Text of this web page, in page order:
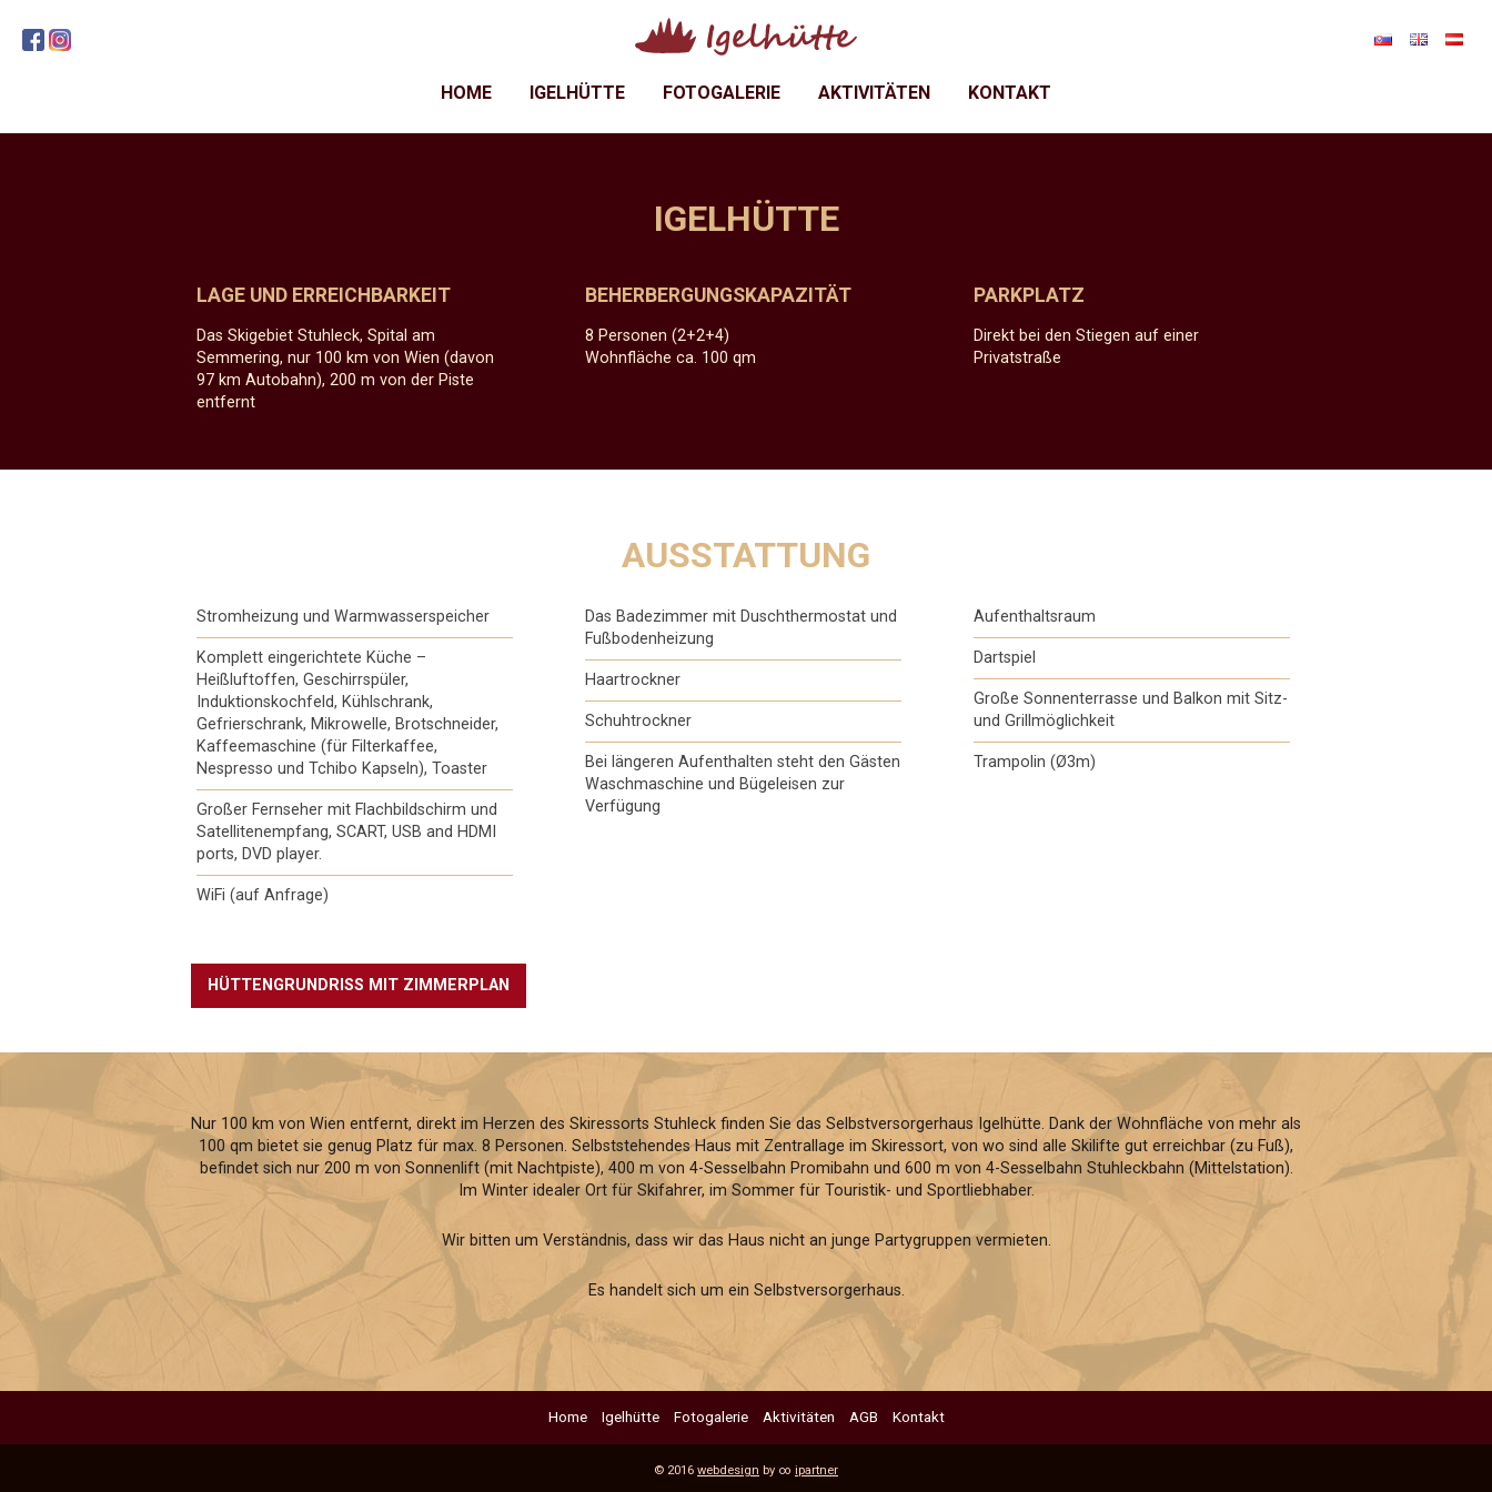
HOME IGELHÜTTE FOTOGALERIE AKTIVITÄTEN KONTAKT
IGELHÜTTE
LAGE UND ERREICHBARKEIT
Das Skigebiet Stuhleck, Spital am
Semmering, nur 100 km von Wien (davon
97 km Autobahn), 200 m von der Piste
entfernt
BEHERBERGUNGSKAPAZITÄT
8 Personen (2+2+4)
Wohnfläche ca. 100 qm
PARKPLATZ
Direkt bei den Stiegen auf einer
Privatstraße
AUSSTATTUNG
Stromheizung und Warmwasserspeicher
Komplett eingerichtete Küche –
Heißluftoffen, Geschirrspüler,
Induktionskochfeld, Kühlschrank,
Gefrierschrank, Mikrowelle, Brotschneider,
Kaffeemaschine (für Filterkaffee,
Nespresso und Tchibo Kapseln), Toaster
Großer Fernseher mit Flachbildschirm und
Satellitenempfang, SCART, USB and HDMI
ports, DVD player.
WiFi (auf Anfrage)
Das Badezimmer mit Duschthermostat und
Fußbodenheizung
Haartrockner
Schuhtrockner
Bei längeren Aufenthalten steht den Gästen
Waschmaschine und Bügeleisen zur
Verfügung
Aufenthaltsraum
Dartspiel
Große Sonnenterrasse und Balkon mit Sitz-
und Grillmöglichkeit
Trampolin (Ø3m)
HÜTTENGRUNDRISS MIT ZIMMERPLAN
Nur 100 km von Wien entfernt, direkt im Herzen des Skiressorts Stuhleck finden Sie das Selbstversorgerhaus Igelhütte. Dank der Wohnfläche von mehr als
100 qm bietet sie genug Platz für max. 8 Personen. Selbststehendes Haus mit Zentrallage im Skiressort, von wo sind alle Skilifte gut erreichbar (zu Fuß),
befindet sich nur 200 m von Sonnenlift (mit Nachtpiste), 400 m von 4-Sesselbahn Promibahn und 600 m von 4-Sesselbahn Stuhleckbahn (Mittelstation).
Im Winter idealer Ort für Skifahrer, im Sommer für Touristik- und Sportliebhaber.
Wir bitten um Verständnis, dass wir das Haus nicht an junge Partygruppen vermieten.
Es handelt sich um ein Selbstversorgerhaus.
Home Igelhütte Fotogalerie Aktivitäten AGB Kontakt
© 2016 webdesign by ∞ ipartner